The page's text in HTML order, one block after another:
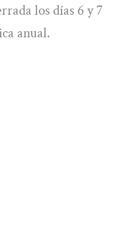
los días 6 y 7
anual.